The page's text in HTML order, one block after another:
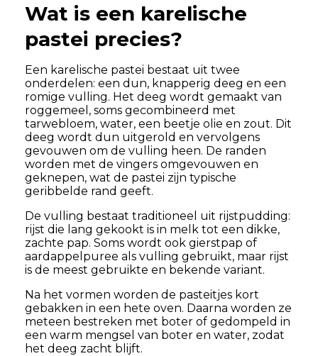
Wat is een karelische
pastei precies?
Een karelische pastei bestaat uit twee
onderdelen: een dun, knapperig deeg en een
romige vulling. Het deeg wordt gemaakt van
roggemeel, soms gecombineerd met
tarwebloem, water, een beetje olie en zout. Dit
deeg wordt dun uitgerold en vervolgens
gevouwen om de vulling heen. De randen
worden met de vingers omgevouwen en
geknepen, wat de pastei zijn typische
geribbelde rand geeft.
De vulling bestaat traditioneel uit rijstpudding:
rijst die lang gekookt is in melk tot een dikke,
zachte pap. Soms wordt ook gierstpap of
aardappelpuree als vulling gebruikt, maar rijst
is de meest gebruikte en bekende variant.
Na het vormen worden de pasteitjes kort
gebakken in een hete oven. Daarna worden ze
meteen bestreken met boter of gedompeld in
een warm mengsel van boter en water, zodat
het deeg zacht blijft.